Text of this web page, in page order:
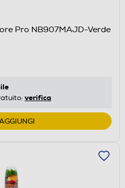
Pro NB907MAJD-Verde
verifica